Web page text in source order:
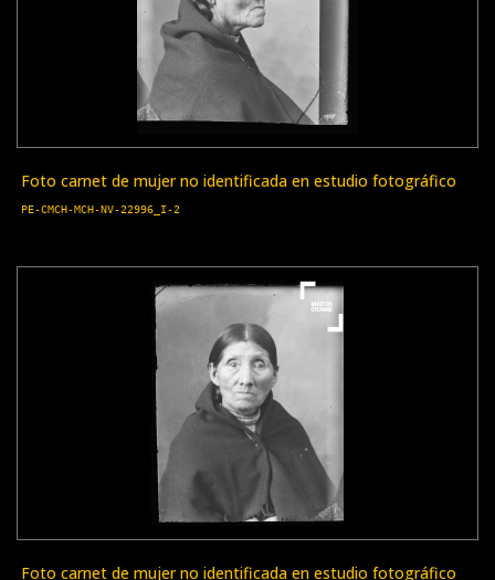
Foto carnet de mujer no identificada en estudio fotográfico
PE-CMCH-MCH-NV-22996_I-2
Foto carnet de mujer no identificada en estudio fotográfico